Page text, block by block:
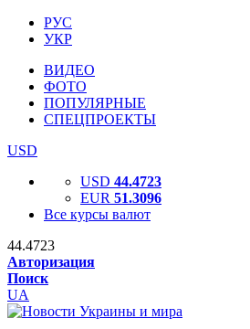
РУС
УКР
ВИДЕО
ФОТО
ПОПУЛЯРНЫЕ
СПЕЦПРОЕКТЫ
USD
USD 44.4723
EUR 51.3096
Все курсы валют
44.4723
Авторизация
Поиск
UA